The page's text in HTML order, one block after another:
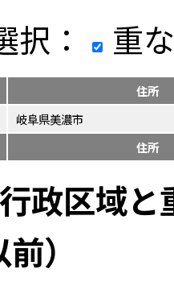
択：
重
住所
岐阜県美濃市
住所
政区域
）